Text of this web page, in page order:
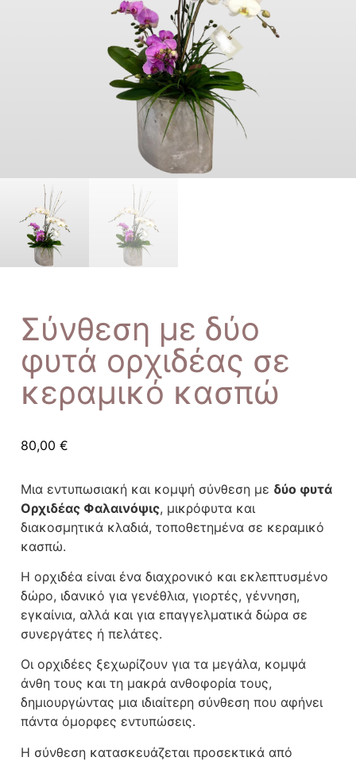
Σύνθεση με δύο
φυτά ορχιδέας σε
κεραμικό κασπώ
80,00 €
Μια εντυπωσιακή και κομψή σύνθεση με δύο φυτά
Ορχιδέας Φαλαινόψις, μικρόφυτα και
διακοσμητικά κλαδιά, τοποθετημένα σε κεραμικό
κασπώ.
Η ορχιδέα είναι ένα διαχρονικό και εκλεπτυσμένο
δώρο, ιδανικό για γενέθλια, γιορτές, γέννηση,
εγκαίνια, αλλά και για επαγγελματικά δώρα σε
συνεργάτες ή πελάτες.
Οι ορχιδέες ξεχωρίζουν για τα μεγάλα, κομψά
άνθη τους και τη μακρά ανθοφορία τους,
δημιουργώντας μια ιδιαίτερη σύνθεση που αφήνει
πάντα όμορφες εντυπώσεις.
Η σύνθεση κατασκευάζεται προσεκτικά από